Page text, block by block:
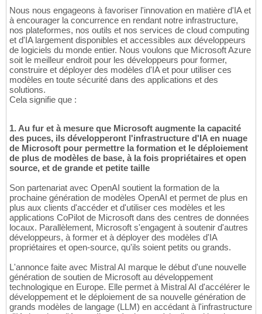
Nous nous engageons à favoriser l'innovation en matière d'IA et
à encourager la concurrence en rendant notre infrastructure,
nos plateformes, nos outils et nos services de cloud computing
et d'IA largement disponibles et accessibles aux développeurs
de logiciels du monde entier. Nous voulons que Microsoft Azure
soit le meilleur endroit pour les développeurs pour former,
construire et déployer des modèles d'IA et pour utiliser ces
modèles en toute sécurité dans des applications et des
solutions.
Cela signifie que :
1. Au fur et à mesure que Microsoft augmente la capacité
des puces, ils développeront l'infrastructure d'IA en nuage
de Microsoft pour permettre la formation et le déploiement
de plus de modèles de base, à la fois propriétaires et open
source, et de grande et petite taille
Son partenariat avec OpenAI soutient la formation de la
prochaine génération de modèles OpenAI et permet de plus en
plus aux clients d'accéder et d'utiliser ces modèles et les
applications CoPilot de Microsoft dans des centres de données
locaux. Parallèlement, Microsoft s'engagent à soutenir d'autres
développeurs, à former et à déployer des modèles d'IA
propriétaires et open-source, qu'ils soient petits ou grands.
L'annonce faite avec Mistral AI marque le début d'une nouvelle
génération de soutien de Microsoft au développement
technologique en Europe. Elle permet à Mistral AI d'accélérer le
développement et le déploiement de sa nouvelle génération de
grands modèles de langage (LLM) en accédant à l'infrastructure